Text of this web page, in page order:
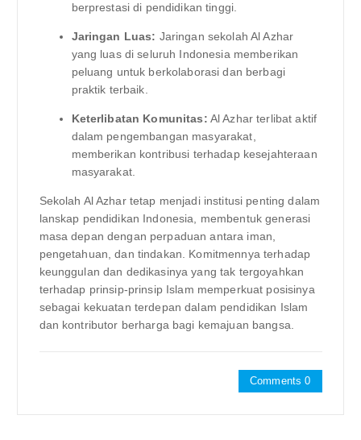
berprestasi di pendidikan tinggi.
Jaringan Luas: Jaringan sekolah Al Azhar
yang luas di seluruh Indonesia memberikan
peluang untuk berkolaborasi dan berbagi
praktik terbaik.
Keterlibatan Komunitas: Al Azhar terlibat aktif
dalam pengembangan masyarakat,
memberikan kontribusi terhadap kesejahteraan
masyarakat.
Sekolah Al Azhar tetap menjadi institusi penting dalam
lanskap pendidikan Indonesia, membentuk generasi
masa depan dengan perpaduan antara iman,
pengetahuan, dan tindakan. Komitmennya terhadap
keunggulan dan dedikasinya yang tak tergoyahkan
terhadap prinsip-prinsip Islam memperkuat posisinya
sebagai kekuatan terdepan dalam pendidikan Islam
dan kontributor berharga bagi kemajuan bangsa.
Comments 0